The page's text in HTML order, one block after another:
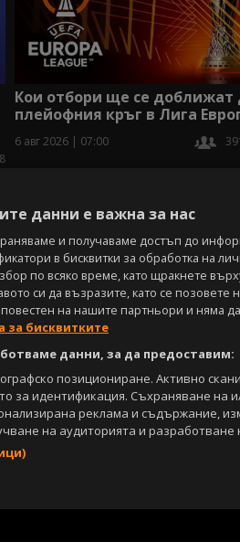
8
Кои отбори ще се доближат
плейофния кръг в Лига
6 авг 2026 | 07:00
данни е важна за нас
и получаваме достъп до
в бисквитки за обработка на
по всяко време, като щракнете
си да възразите, като се позовете
на нашите партньори и няма
за бисквитките
данни, за да предоставим:
позициониране. Активно
за идентификация. Съхраняване на
реклама и съдържание,
на аудиторията и разработване